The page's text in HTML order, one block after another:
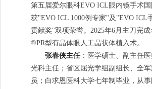
第五届爱尔眼科EVO ICL眼内镜手术
获"EVO ICL 1000例专家"及"EVO ICL
贡献奖"双项荣誉。2025年6月主刀完
®PR型有晶体眼人工晶状体植入术。
张春侠主任 ：医学硕士、副主任
光科主任；省区屈光学组副组长、全
员；白求恩医科大学七年制毕业，从